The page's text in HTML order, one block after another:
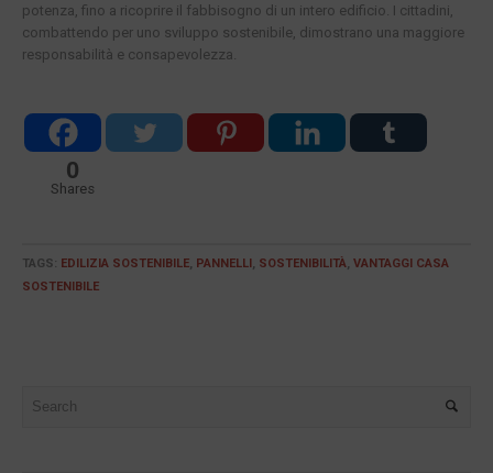
potenza, fino a ricoprire il fabbisogno di un intero edificio. I cittadini,
combattendo per uno sviluppo sostenibile, dimostrano una maggiore
responsabilità e consapevolezza.
0
Shares
TAGS: EDILIZIA SOSTENIBILE, PANNELLI , SOSTENIBILITÀ, VANTAGGI CASA
SOSTENIBILE